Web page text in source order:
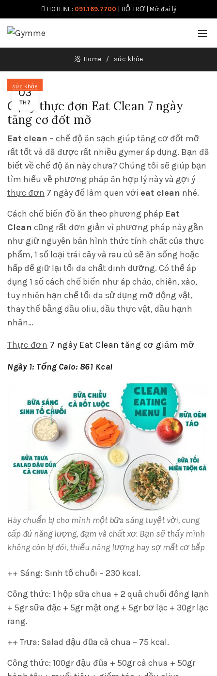
HOTLINE: 091.169.7700 HỖ TRỢ |Mở đại lý
Home sức khỏe
03
TH7
sức khỏe
Gợi ý thực đơn Eat Clean 7 ngày
tăng cơ đốt mỡ
Eat clean – chế độ ăn sạch giúp tăng cơ đốt mỡ
rất tốt và đã được rất nhiều gymer áp dụng. Bạn đã
biết về chế độ ăn này chưa? Chúng tôi sẽ giúp bạn
tìm hiểu về phương pháp ăn hợp lý này và gợi ý
thực đơn 7 ngày để làm quen với eat clean nhé.
Cách chế biến đồ ăn theo phương pháp Eat
Clean cũng rất đơn giản vì phương pháp này gần
như giữ nguyên bản hình thức tính chất của thực
phẩm, 1 số loại trái cây và rau củ sẽ ăn sống hoặc
hấp để giữ lại tối đa chất dinh dưỡng. Có thể áp
dụng 1 số cách chế biến như áp chảo, chiên, xào,
tuy nhiên hạn chế tối đa sử dụng mỡ động vật,
thay thế bằng dầu oliu, dầu thực vật, dầu hạnh
nhân…
Thực đơn 7 ngày Eat Clean tăng cơ giảm mỡ
Ngày 1: Tổng Calo: 861 Kcal
Hãy chuẩn bị cho mình một bữa sáng tuyệt vời, cung
cấp đủ năng lượng, đạm và chất xơ. Bạn sẽ thấy mình
không còn bị đói, thiếu năng lượng hay sợ mất cơ bắp
++ Sáng: Sinh tố chuối – 230 kcal.
Công thức: 1 hộp sữa chua + 2 quả chuối đông lạnh
+ 5gr sữa đặc + 5gr mật ong + 5gr bơ lạc + 30gr lạc
rang.
++ Trưa: Salad đậu đũa cà chua – 75 kcal.
Công thức: 100gr đậu đũa + 50gr cà chua + 50gr